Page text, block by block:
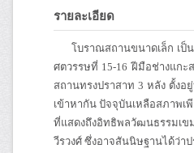
รายละเอียด
โบราณสถานขนาดเล็ก เป็นป
ศตวรรษที่ 15-16 ฝีมือช่างแกะ
สถานทรงปราสาท 3 หลัง ตั้งอ
เข้าหากัน ปัจจุบันเหลือสภาพเ
ที่แสดงถึงอิทธิพลวัฒนธรรมเ
วีรวงศ์ ซึ่งอาจสันนิษฐานได้ว่า